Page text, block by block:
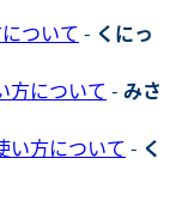
ついて - くにっ
方について - みさ
い方について - く